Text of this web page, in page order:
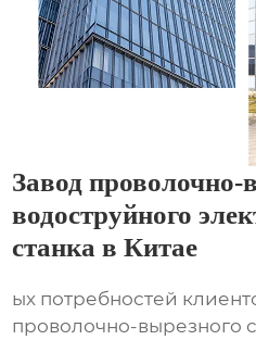
Завод проволочно-
водоструйного
станка в Китае
ых потребностей
проволочно-вырезного